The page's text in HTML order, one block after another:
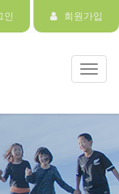
인 회원가입